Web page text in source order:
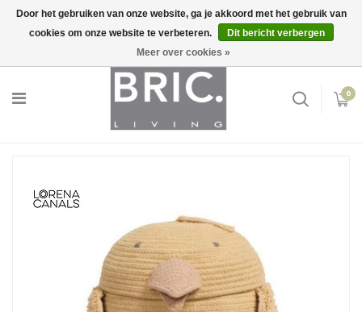
Inloggen
0
Door het gebruiken van onze website, ga je akkoord met het gebruik van
cookies om onze website te verbeteren.
Dit bericht verbergen
Meer over cookies »